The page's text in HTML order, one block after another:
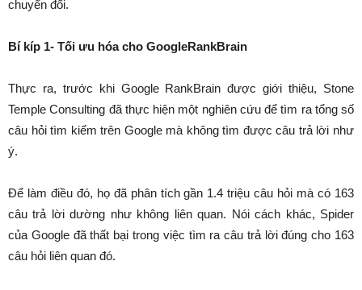
chuyển đổi.
Bí kíp 1- Tối ưu hóa cho GoogleRankBrain
Thực ra, trước khi Google RankBrain được giới thiệu, Stone
Temple Consulting đã thực hiện một nghiên cứu để tìm ra tổng số
câu hỏi tìm kiếm trên Google mà không tìm được câu trả lời như
ý.
Để làm điều đó, họ đã phân tích gần 1.4 triệu câu hỏi mà có 163
câu trả lời dường như không liên quan. Nói cách khác, Spider
của Google đã thất bại trong việc tìm ra câu trả lời đúng cho 163
câu hỏi liên quan đó.